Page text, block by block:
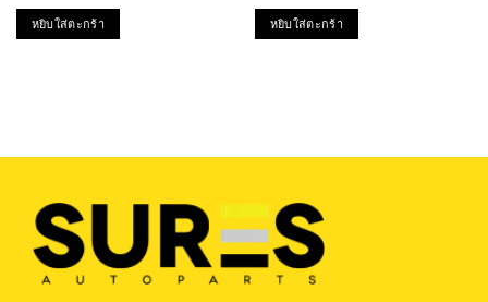
was:
฿933.00.
หยิบใส่ตะกร้า
was:
฿1,027.00.
หยิบใส่ตะกร้า